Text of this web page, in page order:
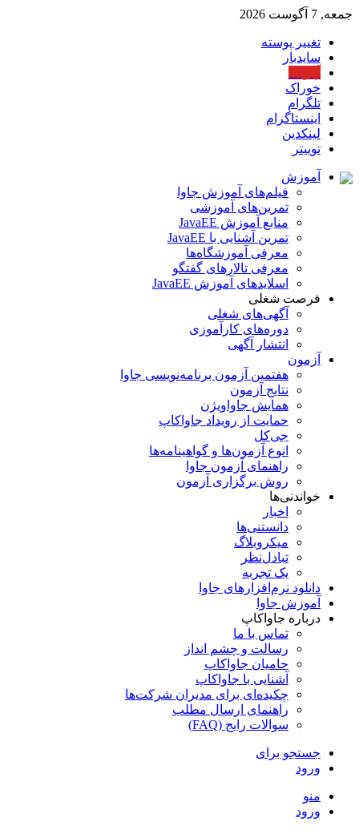
جمعه, 7 آگوست 2026
تغییر پوسته
سایدبار
خوراک
تلگرام
اینستاگرام
لینکدین
توییتر
آموزش
فیلم‌های آموزش جاوا
تمرین‌های آموزشی
منابع آموزش JavaEE
تمرین آشنایی با JavaEE
معرفی آموزشگاه‌ها
معرفی تالارهای گفتگو
اسلایدهای آموزش JavaEE
فرصت شغلی
آگهی‌های شغلی
دوره‌های کارآموزی
انتشار آگهی
آزمون
هفتمین آزمون برنامه‌نویسی جاوا
نتایج آزمون
همایش جاواویژن
حمایت از رویداد جاواکاپ
جی‌کل
انوع آزمون‌ها و گواهینامه‌ها
راهنمای آزمون جاوا
روش برگزاری آزمون
خواندنی‌ها
اخبار
دانستنی‌ها
میکروبلاگ
تبادل‌نظر
یک تجربه
دانلود نرم‌افزارهای جاوا
آموزش جاوا
درباره جاواکاپ
تماس با ما
رسالت و چشم انداز
حامیان جاواکاپ
آشنایی با جاواکاپ
چکیده‌ای برای مدیران شرکت‌ها
راهنمای ارسال مطلب
سوالات رایج (FAQ)
جستجو برای
ورود
منو
ورود